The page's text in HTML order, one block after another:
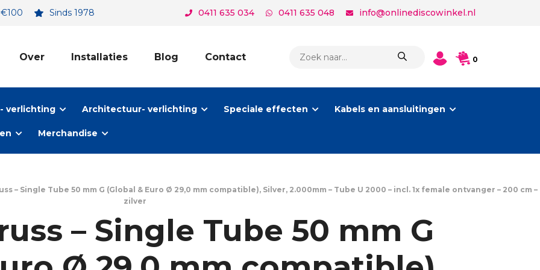
Sinds 1978 0411 635 034 0411 635 048 info@onlinediscowinkel.nl
Over Installaties Blog Contact
ZOEKEN
0
verlichting Architectuur- verlichting Speciale effecten Kabels en aansluitingen
Merchandise
– Single Tube 50 mm G (Global & Euro Ø 29,0 mm compatible), Silver, 2.000mm – Tube U 2000 – incl. 1x female ontvanger – 200 cm –
zilver
– Single Tube 50 mm G